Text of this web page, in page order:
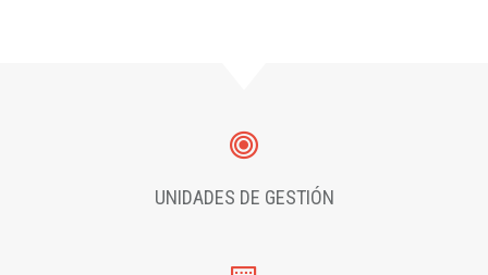
UNIDADES DE GESTIÓN